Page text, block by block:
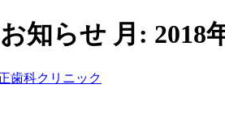
知らせ 月: 2018